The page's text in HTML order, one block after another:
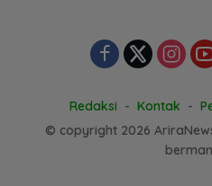
Redaksi Kontak
© copyright 2026